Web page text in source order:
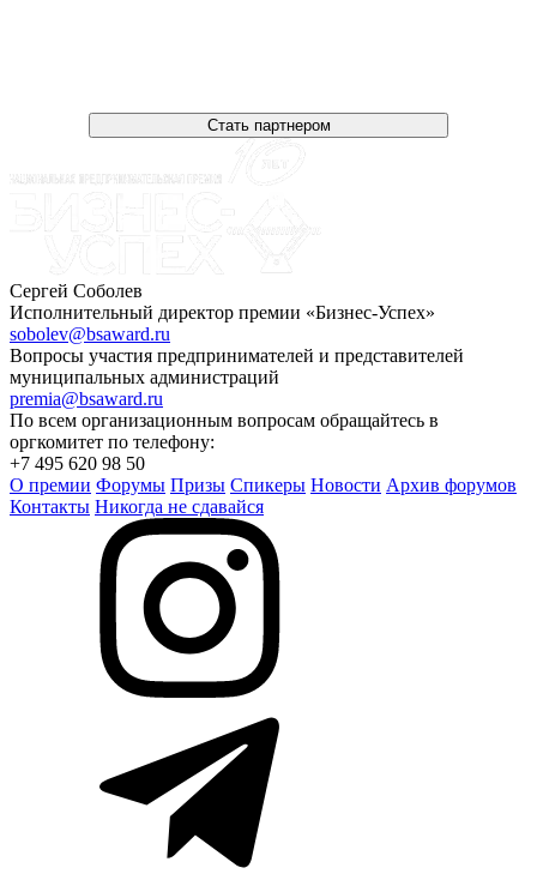
Стать партнером
Сергей Соболев
Исполнительный директор премии «Бизнес-Успех»
sobolev@bsaward.ru
Вопросы участия предпринимателей и представителей
муниципальных администраций
premia@bsaward.ru
По всем организационным вопросам обращайтесь в
оргкомитет по телефону:
+7 495 620 98 50
О премии Форумы Призы Спикеры Новости Архив форумов
Контакты Никогда не сдавайся